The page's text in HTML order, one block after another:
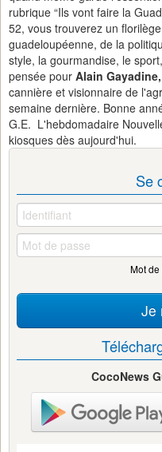
rubrique “Ils vont faire la
52, vous trouverez un
guadeloupéenne, de la
style, la gourmandise, le
pensée pour Alain Gayadine,
cannière et visionnaire de
semaine dernière. Bonne
G.E. L'hebdomadaire
kiosques dès aujourd'hui.
Se
Mot
Je
CocoNews